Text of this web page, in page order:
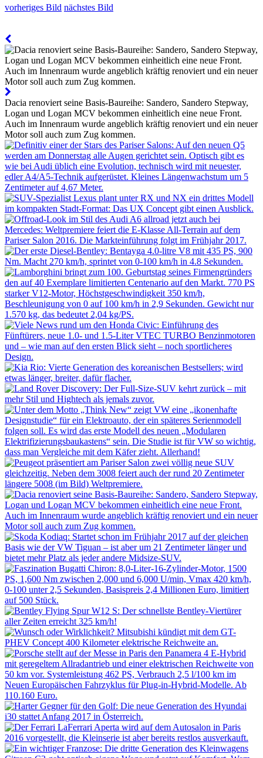
vorheriges Bild nächstes Bild
Dacia renoviert seine Basis-Baureihe: Sandero, Sandero Stepway,
Logan und Logan MCV bekommen einheitlich eine neue Front.
Auch im Innenraum wurde angeblich kräftig renoviert und ein neuer
Motor soll auch zum Zug kommen.